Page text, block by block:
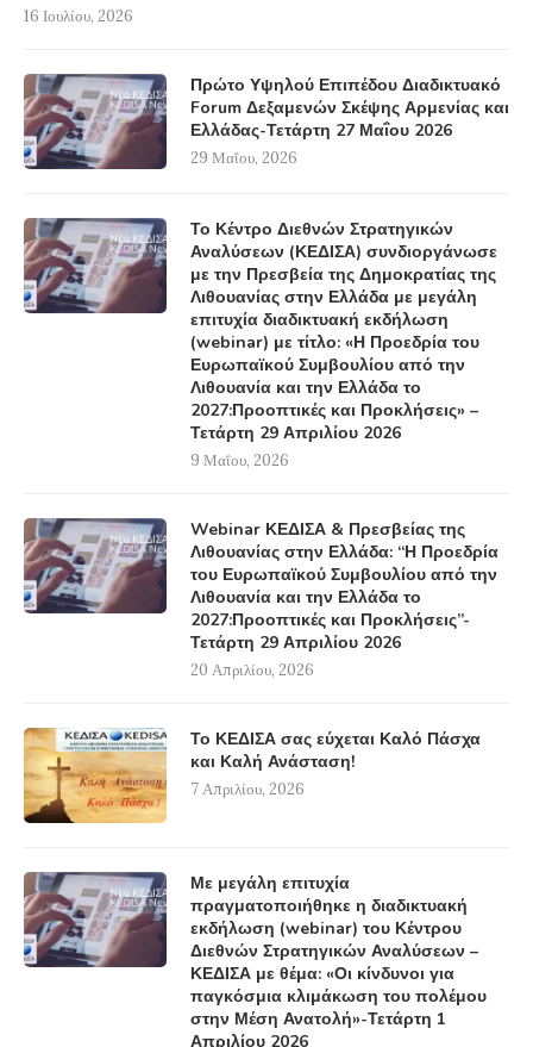
16 Ιουλίου, 2026
Πρώτο Υψηλού Επιπέδου Διαδικτυακό
Forum Δεξαμενών Σκέψης Αρμενίας και
Ελλάδας-Τετάρτη 27 Μαΐου 2026
29 Μαΐου, 2026
Το Κέντρο Διεθνών Στρατηγικών
Αναλύσεων (ΚΕΔΙΣΑ) συνδιοργάνωσε
με την Πρεσβεία της Δημοκρατίας της
Λιθουανίας στην Ελλάδα με μεγάλη
επιτυχία διαδικτυακή εκδήλωση
(webinar) με τίτλο: «Η Προεδρία του
Ευρωπαϊκού Συμβουλίου από την
Λιθουανία και την Ελλάδα το
2027:Προοπτικές και Προκλήσεις» –
Τετάρτη 29 Απριλίου 2026
9 Μαΐου, 2026
Webinar ΚΕΔΙΣΑ & Πρεσβείας της
Λιθουανίας στην Ελλάδα: “Η Προεδρία
του Ευρωπαϊκού Συμβουλίου από την
Λιθουανία και την Ελλάδα το
2027:Προοπτικές και Προκλήσεις”-
Τετάρτη 29 Απριλίου 2026
20 Απριλίου, 2026
Το ΚΕΔΙΣΑ σας εύχεται Καλό Πάσχα
και Καλή Ανάσταση!
7 Απριλίου, 2026
Με μεγάλη επιτυχία
πραγματοποιήθηκε η διαδικτυακή
εκδήλωση (webinar) του Κέντρου
Διεθνών Στρατηγικών Αναλύσεων –
ΚΕΔΙΣΑ με θέμα: «Οι κίνδυνοι για
παγκόσμια κλιμάκωση του πολέμου
στην Μέση Ανατολή»-Τετάρτη 1
Απριλίου 2026